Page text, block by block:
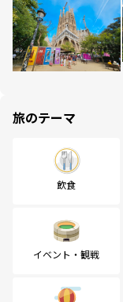
旅のテーマ
飲食
イベント・観戦